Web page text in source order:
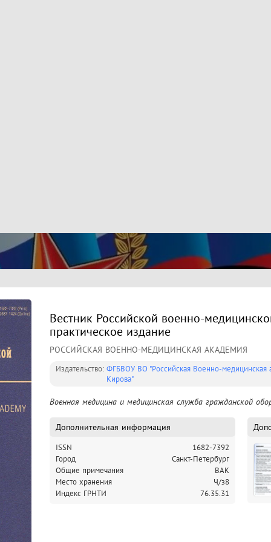
Вестник Российской военнo-
практическое издание
РОССИЙСКАЯ ВОЕННО-МЕДИЦИНСКАЯ АКАДЕМИЯ
Издательство: ФГБВОУ ВО "Российская Военно-медицинская
Кирова"
Военная медицина и медицинская служба гражданской
Дополнительная информация
ISSN
1682-7392
Город
Санкт-Петербург
Общие примечания
ВАК
Место хранения
Ч/з8
Индекс ГРНТИ
76.35.31